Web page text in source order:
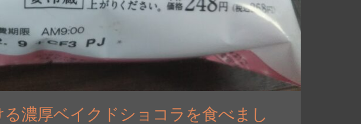
る濃厚ベイクドショコラを食べまし